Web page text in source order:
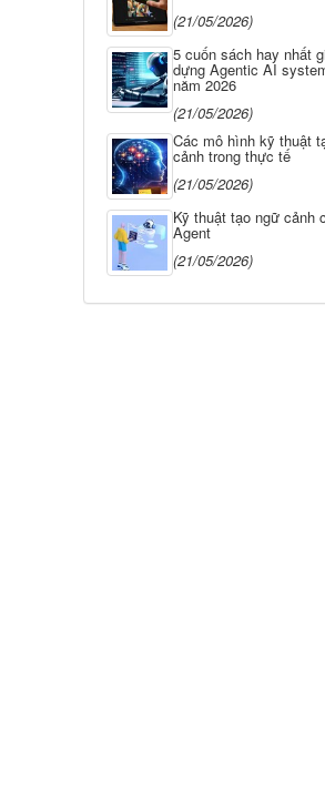
(21/05/2026)
5 cuốn sách hay nhất
dựng Agentic AI
năm 2026
(21/05/2026)
Các mô hình kỹ thuật
cảnh trong thực tế
(21/05/2026)
Kỹ thuật tạo ngữ cảnh
Agent
(21/05/2026)